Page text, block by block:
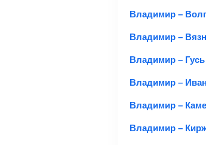
Владимир –
Владимир –
Владимир –
Владимир –
Владимир –
Владимир –